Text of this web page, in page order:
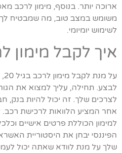
ארוכה יותר. בנוסף, מימון לרכב
משומש במצב טוב, מה שמבטיח לך
לשימוש יומיומי.
איך לקבל מימון
לבצע. תחילה, עליך למצוא את
לצרכים שלך. זה יכול להיות בנק,
אחר המציע הלוואות לרכישת
למימון הכוללת פרטים אישיים
הפיננסי יבחן את היסטוריית
שלך על מנת לוודא שאתה יכול